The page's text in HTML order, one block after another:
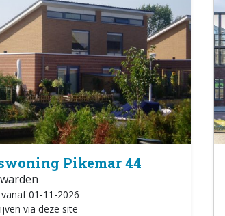
Pikemar 44
01-11-2026
via deze site